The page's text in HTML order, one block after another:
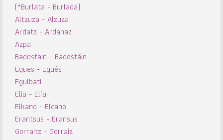
(*Burlata - Burlada)
Altzuza - Alzuza
Ardatz - Ardanaz
Azpa
Badostain - Badostáin
Egues - Egüés
Egulbati
Elia - Elía
Elkano - Elcano
Erantsus - Eransus
Gorraitz - Gorraiz